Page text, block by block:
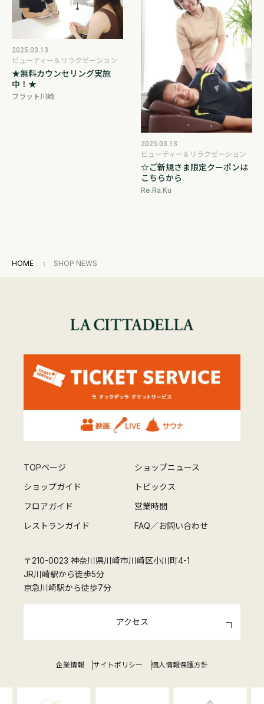
2025.03.13
ビューティー＆リラクゼーション
★無料カウンセリング実施
中！★
フラット川崎
2025.03.13
ビューティー＆リラクゼーション
☆ご新規さま限定クーポンは
こちらから
Re.Ra.Ku
HOME SHOP NEWS
TOPページ
ショップニュース
ショップガイド
トピックス
フロアガイド
営業時間
レストランガイド
FAQ／お問い合わせ
〒210-0023 神奈川県川崎市川崎区小川町4-1
JR川崎駅から徒歩5分
京急川崎駅から徒歩7分
アクセス
企業情報 サイトポリシー 個人情報保護方針